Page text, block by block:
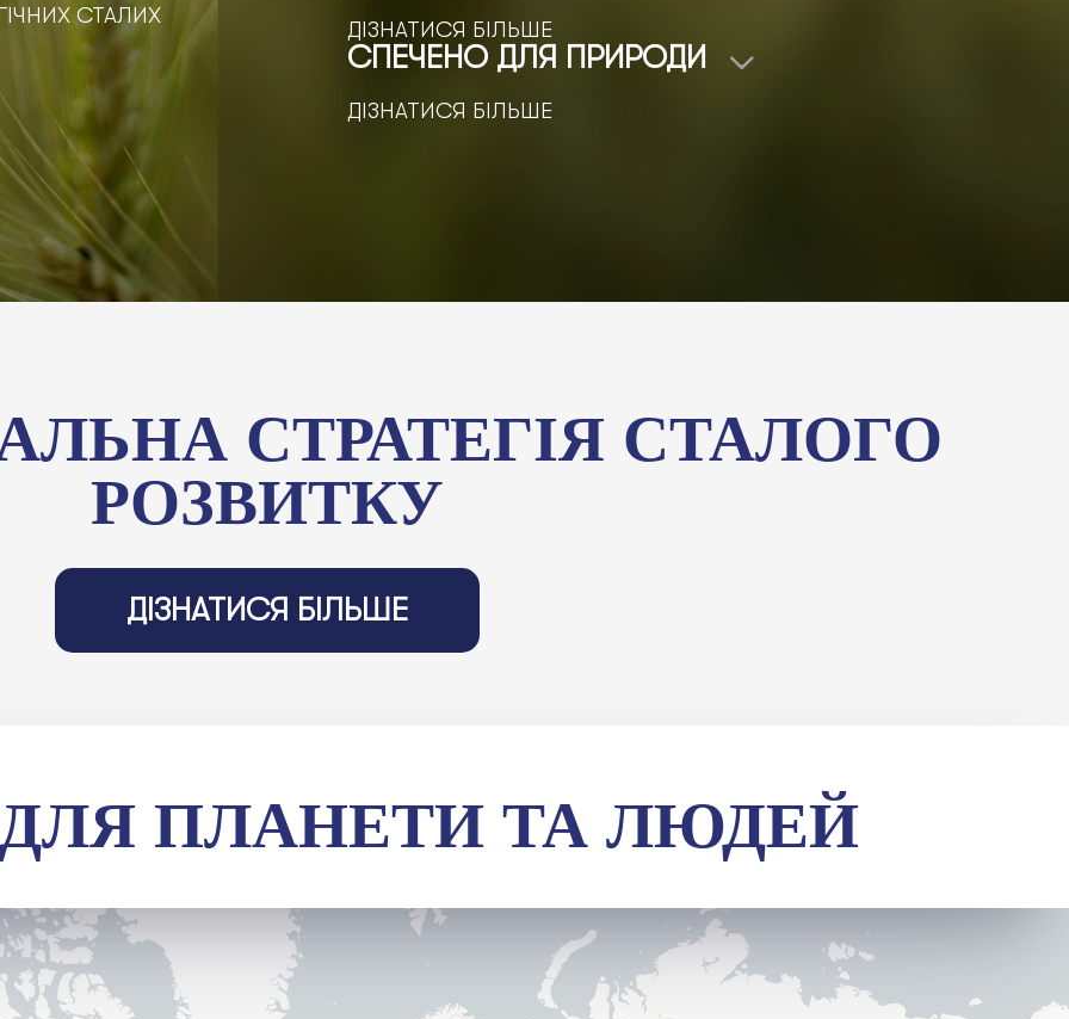
СТАЛИХ
ДІЗНАТИСЯ БІЛЬШЕ
СПЕЧЕНО ДЛЯ ПРИРОДИ
ДІЗНАТИСЯ БІЛЬШЕ
СТРАТЕГІЯ СТАЛОГО
РОЗВИТКУ
ДІЗНАТИСЯ БІЛЬШЕ
ДЛЯ ПЛАНЕТИ ТА ЛЮДЕЙ